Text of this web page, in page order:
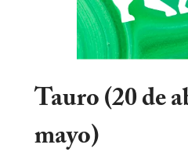
Tauro (20 de
mayo)